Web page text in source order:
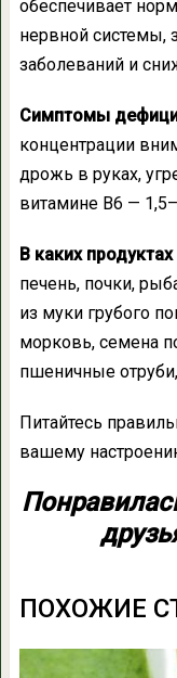
обеспечивает
нервной системы,
заболеваний и
Симптомы
концентрации
дрожь в руках,
витамине В6 —
В каких
печень, почки,
из муки грубого
морковь, семена
пшеничные
Питайтесь
вашему
ПОХОЖИЕ